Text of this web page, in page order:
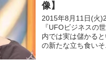
像】
2015年8月11日(火
『UFOビジネスの
内では実は儲かる
の新たな立ち食いそ